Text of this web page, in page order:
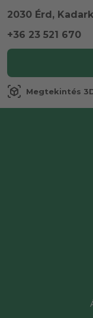
2030 Érd,
+36 23 521 670
view_in_ar Megtekintés